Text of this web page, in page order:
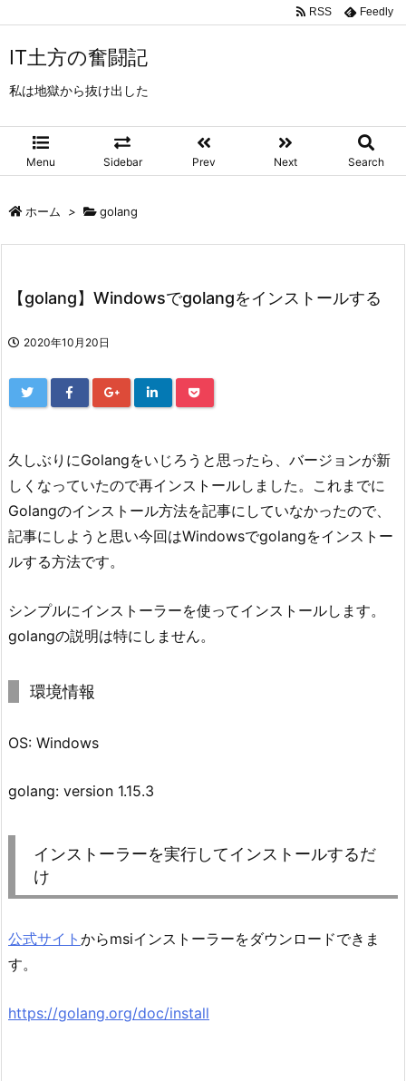
IT土方の奮闘記
私は地獄から抜け出した
Menu Sidebar Prev Next Search
RSS Feedly
ホーム > golang
【golang】Windowsでgolangをインストールする
2020年10月20日
久しぶりにGolangをいじろうと思ったら、バージョンが新
しくなっていたので再インストールしました。これまでに
Golangのインストール方法を記事にしていなかったので、
記事にしようと思い今回はWindowsでgolangをインストー
ルする方法です。
シンプルにインストーラーを使ってインストールします。
golangの説明は特にしません。
環境情報
OS: Windows
golang: version 1.15.3
インストーラーを実行してインストールするだ
け
公式サイト からmsiインストーラーをダウンロードできま
す。
https://golang.org/doc/install